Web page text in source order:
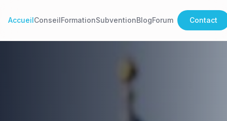
AccueilConseilFormationSubventionBlogForum Contact